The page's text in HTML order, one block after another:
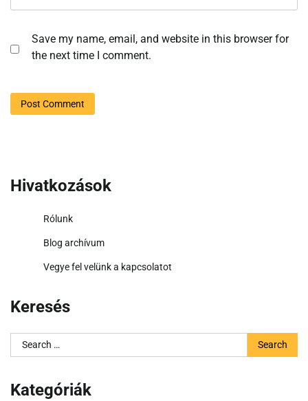
Save my name, email, and website in this browser for
the next time I comment.
Hivatkozások
Rólunk
Blog archívum
Vegye fel velünk a kapcsolatot
Keresés
Search
for:
Kategóriák